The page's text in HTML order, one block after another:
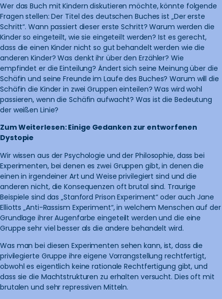
Wer das Buch mit Kindern diskutieren möchte, könnte folgende
Fragen stellen: Der Titel des deutschen Buches ist „Der erste
Schritt“. Wann passiert dieser erste Schritt? Warum werden die
Kinder so eingeteilt, wie sie eingeteilt werden? Ist es gerecht,
dass die einen Kinder nicht so gut behandelt werden wie die
anderen Kinder? Was denkt ihr über den Erzähler? Wie
empfindet er die Einteilung? Ändert sich seine Meinung über die
Schäfin und seine Freunde im Laufe des Buches? Warum will die
Schäfin die Kinder in zwei Gruppen einteilen? Was wird wohl
passieren, wenn die Schäfin aufwacht? Was ist die Bedeutung
der weißen Linie?
Zum Weiterlesen: Einige Gedanken zur entworfenen
Dystopie
Wir wissen aus der Psychologie und der Philosophie, dass bei
Experimenten, bei denen es zwei Gruppen gibt, in denen die
einen in irgendeiner Art und Weise privilegiert sind und die
anderen nicht, die Konsequenzen oft brutal sind. Traurige
Beispiele sind das „Stanford Prison Experiment“ oder auch Jane
Elliotts „Anti-Rassism Experiment“, in welchem Menschen auf der
Grundlage ihrer Augenfarbe eingeteilt werden und die eine
Gruppe sehr viel besser als die andere behandelt wird.
Was man bei diesen Experimenten sehen kann, ist, dass die
privilegierte Gruppe ihre eigene Vorrangstellung rechtfertigt,
obwohl es eigentlich keine rationale Rechtfertigung gibt, und
dass sie die Machtstrukturen zu erhalten versucht. Dies oft mit
brutalen und sehr repressiven Mitteln.